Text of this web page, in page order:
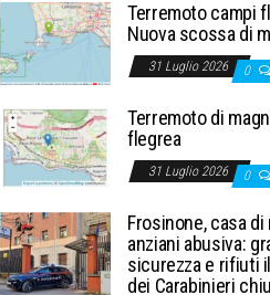
Terremoto campi
Nuova scossa di
31 Luglio 2026 0
Terremoto di
flegrea
31 Luglio 2026 0
Frosinone, casa
anziani abusiva:
sicurezza e rifiuti
dei Carabinieri